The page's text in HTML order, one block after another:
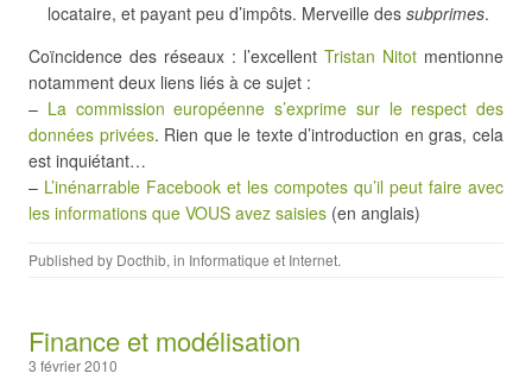
locataire, et payant peu d’impôts. Merveille des subprimes.
Coïncidence des réseaux : l’excellent Tristan Nitot mentionne
notamment deux liens liés à ce sujet :
– La commission européenne s’exprime sur le respect des
données privées. Rien que le texte d’introduction en gras, cela
est inquiétant…
– L’inénarrable Facebook et les compotes qu’il peut faire avec
les informations que VOUS avez saisies (en anglais)
Published by Docthib, in Informatique et Internet.
Finance et modélisation
3 février 2010